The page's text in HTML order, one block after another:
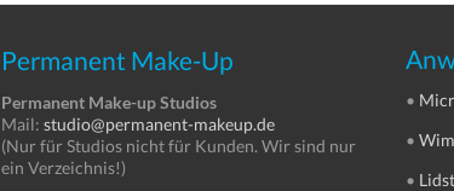
Permanent Make-Up
Permanent Make-up Studios
Mail: studio@permanent-makeup.de
(Nur für Studios nicht für Kunden. Wir sind nur
ein Verzeichnis!)
•
•
•